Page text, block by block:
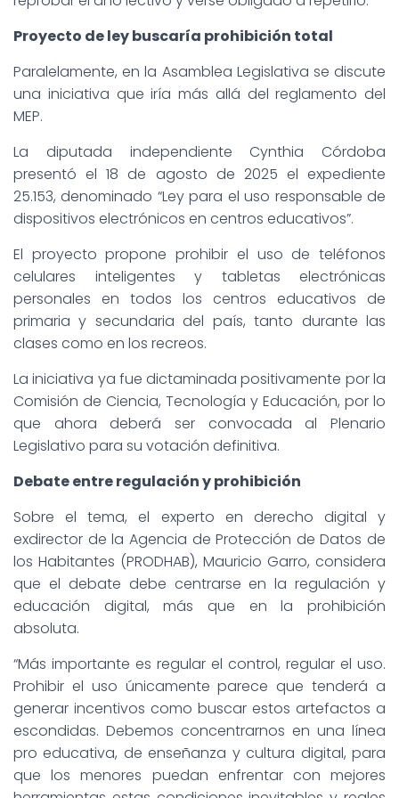
Proyecto de ley buscaría prohibición total
Paralelamente, en la Asamblea Legislativa se discute
una iniciativa que iría más allá del reglamento del
MEP.
La diputada independiente Cynthia Córdoba
presentó el 18 de agosto de 2025 el expediente
25.153, denominado “Ley para el uso responsable de
dispositivos electrónicos en centros educativos”.
El proyecto propone prohibir el uso de teléfonos
celulares inteligentes y tabletas electrónicas
personales en todos los centros educativos de
primaria y secundaria del país, tanto durante las
clases como en los recreos.
La iniciativa ya fue dictaminada positivamente por la
Comisión de Ciencia, Tecnología y Educación, por lo
que ahora deberá ser convocada al Plenario
Legislativo para su votación definitiva.
Debate entre regulación y prohibición
Sobre el tema, el experto en derecho digital y
exdirector de la Agencia de Protección de Datos de
los Habitantes (PRODHAB), Mauricio Garro, considera
que el debate debe centrarse en la regulación y
educación digital, más que en la prohibición
absoluta.
“Más importante es regular el control, regular el uso.
Prohibir el uso únicamente parece que tenderá a
generar incentivos como buscar estos artefactos a
escondidas. Debemos concentrarnos en una línea
pro educativa, de enseñanza y cultura digital, para
que los menores puedan enfrentar con mejores